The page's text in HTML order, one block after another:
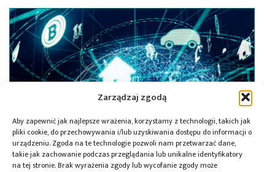
Zarządzaj zgodą
Aby zapewnić jak najlepsze wrażenia, korzystamy z technologii, takich jak
pliki cookie, do przechowywania i/lub uzyskiwania dostępu do informacji o
urządzeniu. Zgoda na te technologie pozwoli nam przetwarzać dane,
takie jak zachowanie podczas przeglądania lub unikalne identyfikatory
na tej stronie. Brak wyrażenia zgody lub wycofanie zgody może